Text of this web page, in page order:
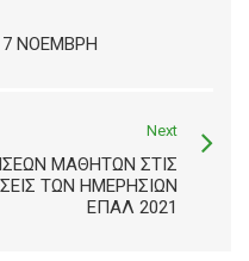
ΝΟΈΜΒΡΗ
Next
ΜΑΘΗΤΏΝ ΣΤΙΣ
ΤΩΝ ΗΜΕΡΗΣΊΩΝ
ΕΠΑΛ 2021